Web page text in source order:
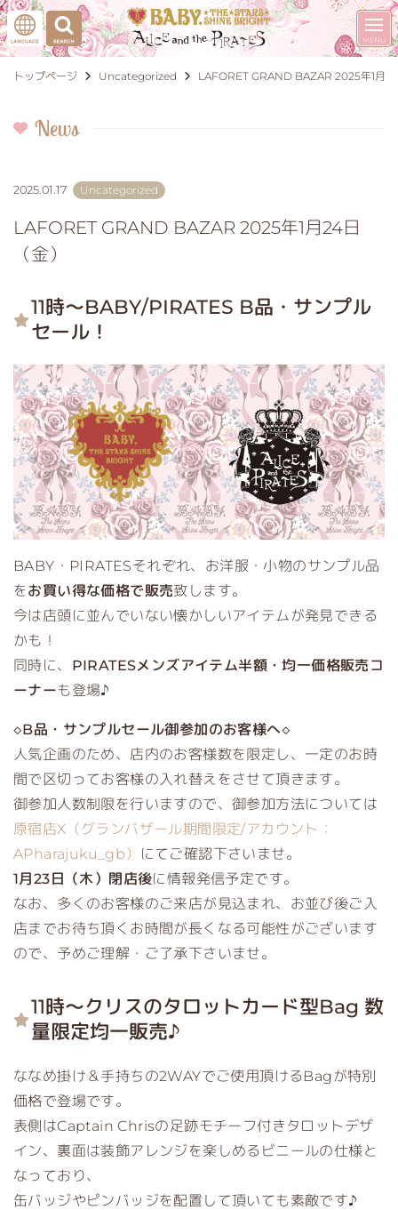
トップページ Uncategorized LAFORET GRAND BAZAR 2025年1月
News
2025.01.17 Uncategorized
LAFORET GRAND BAZAR 2025年1月24日
（金）
11時～BABY/PIRATES B品・サンプル
セール！
BABY・PIRATESそれぞれ、お洋服・小物のサンプル品
をお買い得な価格で販売致します。
今は店頭に並んでいない懐かしいアイテムが発見できる
かも！
同時に、 PIRATESメンズアイテム半額・均一価格販売コ
ーナーも登場♪
◇B品・サンプルセール御参加のお客様へ◇
人気企画のため、店内のお客様数を限定し、一定のお時
間で区切ってお客様の入れ替えをさせて頂きます。
御参加人数制限を行いますので、御参加方法については
原宿店X（グランバザール期間限定/アカウント：
APharajuku_gb）
にてご確認下さいませ。
1月23日（木）閉店後に情報発信予定です。
なお、多くのお客様のご来店が見込まれ、お並び後ご入
店までお待ち頂くお時間が長くなる可能性がございます
ので、予めご理解・ご了承下さいませ。
11時～クリスのタロットカード型Bag 数
量限定均一販売♪
ななめ掛け＆手持ちの2WAYでご使用頂けるBagが特別
価格で登場です。
表側はCaptain Chrisの足跡モチーフ付きタロットデザ
イン、裏面は装飾アレンジを楽しめるビニールの仕様と
なっており、
缶バッジやピンバッジを配置して頂いても素敵です♪